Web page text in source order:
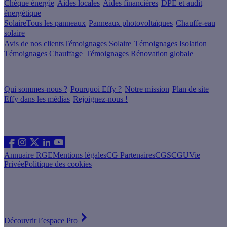
Chèque énergie Aides locales Aides financières DPE et audit
énergétique
SolaireTous les panneaux Panneaux photovoltaïques Chauffe-eau
solaire
Avis de nos clientsTémoignages Solaire Témoignages Isolation
Témoignages Chauffage Témoignages Rénovation globale
Qui sommes-nous ? Pourquoi Effy ? Notre mission Plan de site
Effy dans les médias Rejoignez-nous !
Annuaire RGEMentions légalesCG PartenairesCGSCGUVie
PrivéePolitique des cookies
Découvrir l’espace Pro